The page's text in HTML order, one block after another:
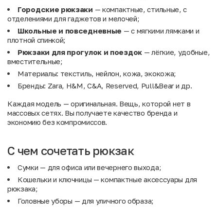
Городские рюкзаки — компактные, стильные, с
отделениями для гаджетов и мелочей;
Школьные и повседневные — с мягкими лямками и
плотной спинкой;
Рюкзаки для прогулок и поездок — лёгкие, удобные,
вместительные;
Материалы: текстиль, нейлон, кожа, экокожа;
Бренды: Zara, H&M, C&A, Reserved, Pull&Bear и др.
Каждая модель — оригинальная. Вещь, которой нет в
массовых сетях. Вы получаете качество бренда и
экономию без компромиссов.
С чем сочетать рюкзак
Сумки — для офиса или вечернего выхода;
Кошельки и ключницы — компактные аксессуары для
рюкзака;
Головные уборы — для уличного образа;